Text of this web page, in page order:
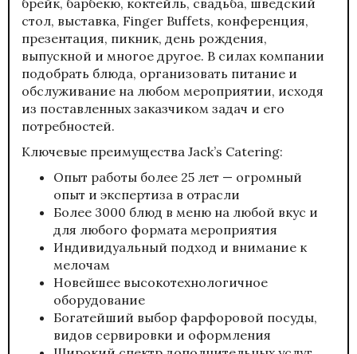
стол, выставка, Finger Buffets, конференция,
презентация, пикник, день рождения,
выпускной и многое другое. В силах компании
подобрать блюда, организовать питание и
обслуживание на любом мероприятии, исходя
из поставленных заказчиком задач и его
потребностей.
Ключевые преимущества Jack’s Catering:
Опыт работы более 25 лет — огромный
опыт и экспертиза в отрасли
Более 3000 блюд в меню на любой вкус и
для любого формата мероприятия
Индивидуальный подход и внимание к
мелочам
Новейшее высокотехнологичное
оборудование
Богатейший выбор фарфоровой посуды,
видов сервировки и оформления